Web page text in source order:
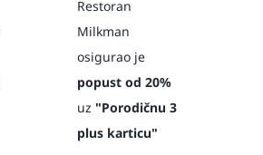
Restoran
Milkman
osigurao je
popust od 20%
uz"Porodičnu 3
plus karticu"